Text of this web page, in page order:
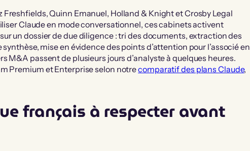
Freshfields, Quinn Emanuel, Holland & Knight et Crosby Legal
Claude en mode conversationnel, ces cabinets activent
un dossier de due diligence : tri des documents, extraction des
mise en évidence des points d’attention pour l’associé en
M&A passent de plusieurs jours d’analyste à quelques heures.
Premium et Enterprise selon notrecomparatif des plans Claude,
français à respecter avant